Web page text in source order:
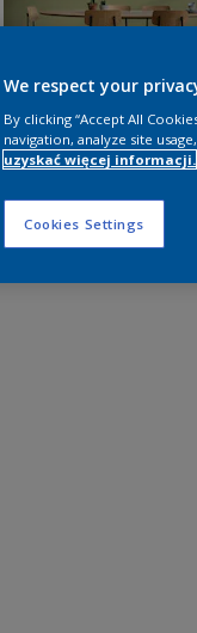
We respect your
By clicking “Accept All
navigation, analyze site
uzyskać więcej informacji.
Cookies Settings